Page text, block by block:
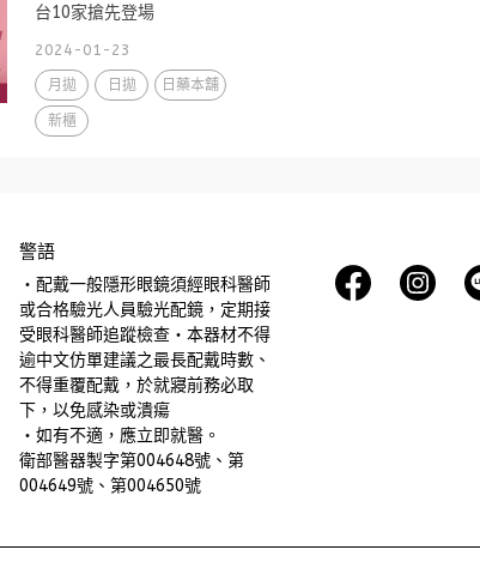
台10家搶先登場
2024-01-23
月拋 日拋 日藥本舖
新櫃
警語
・配戴一般隱形眼鏡須經眼科醫師
或合格驗光人員驗光配鏡，定期接
受眼科醫師追蹤檢查・本器材不得
逾中文仿單建議之最長配戴時數、
不得重覆配戴，於就寢前務必取
下，以免感染或潰瘍
・如有不適，應立即就醫。
衛部醫器製字第004648號、第
004649號、第004650號